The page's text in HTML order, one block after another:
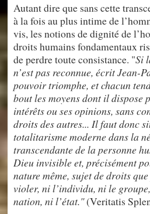
Autant dire que sans cette
à la fois au plus intime de
vis, les notions de dignité de
droits humains fondamentaux
de perdre toute consistance. "Si
n’est pas reconnue, écrit Jean-
pouvoir triomphe, et chacun
bout les moyens dont il dispose
intérêts ou ses opinions, sans
droits des autres... Il faut donc
totalitarisme moderne dans la
transcendante de la personne
Dieu invisible et, précisément
nature même, sujet de droits
violer, ni l’individu, ni le
nation, ni l’état."(Veritatis